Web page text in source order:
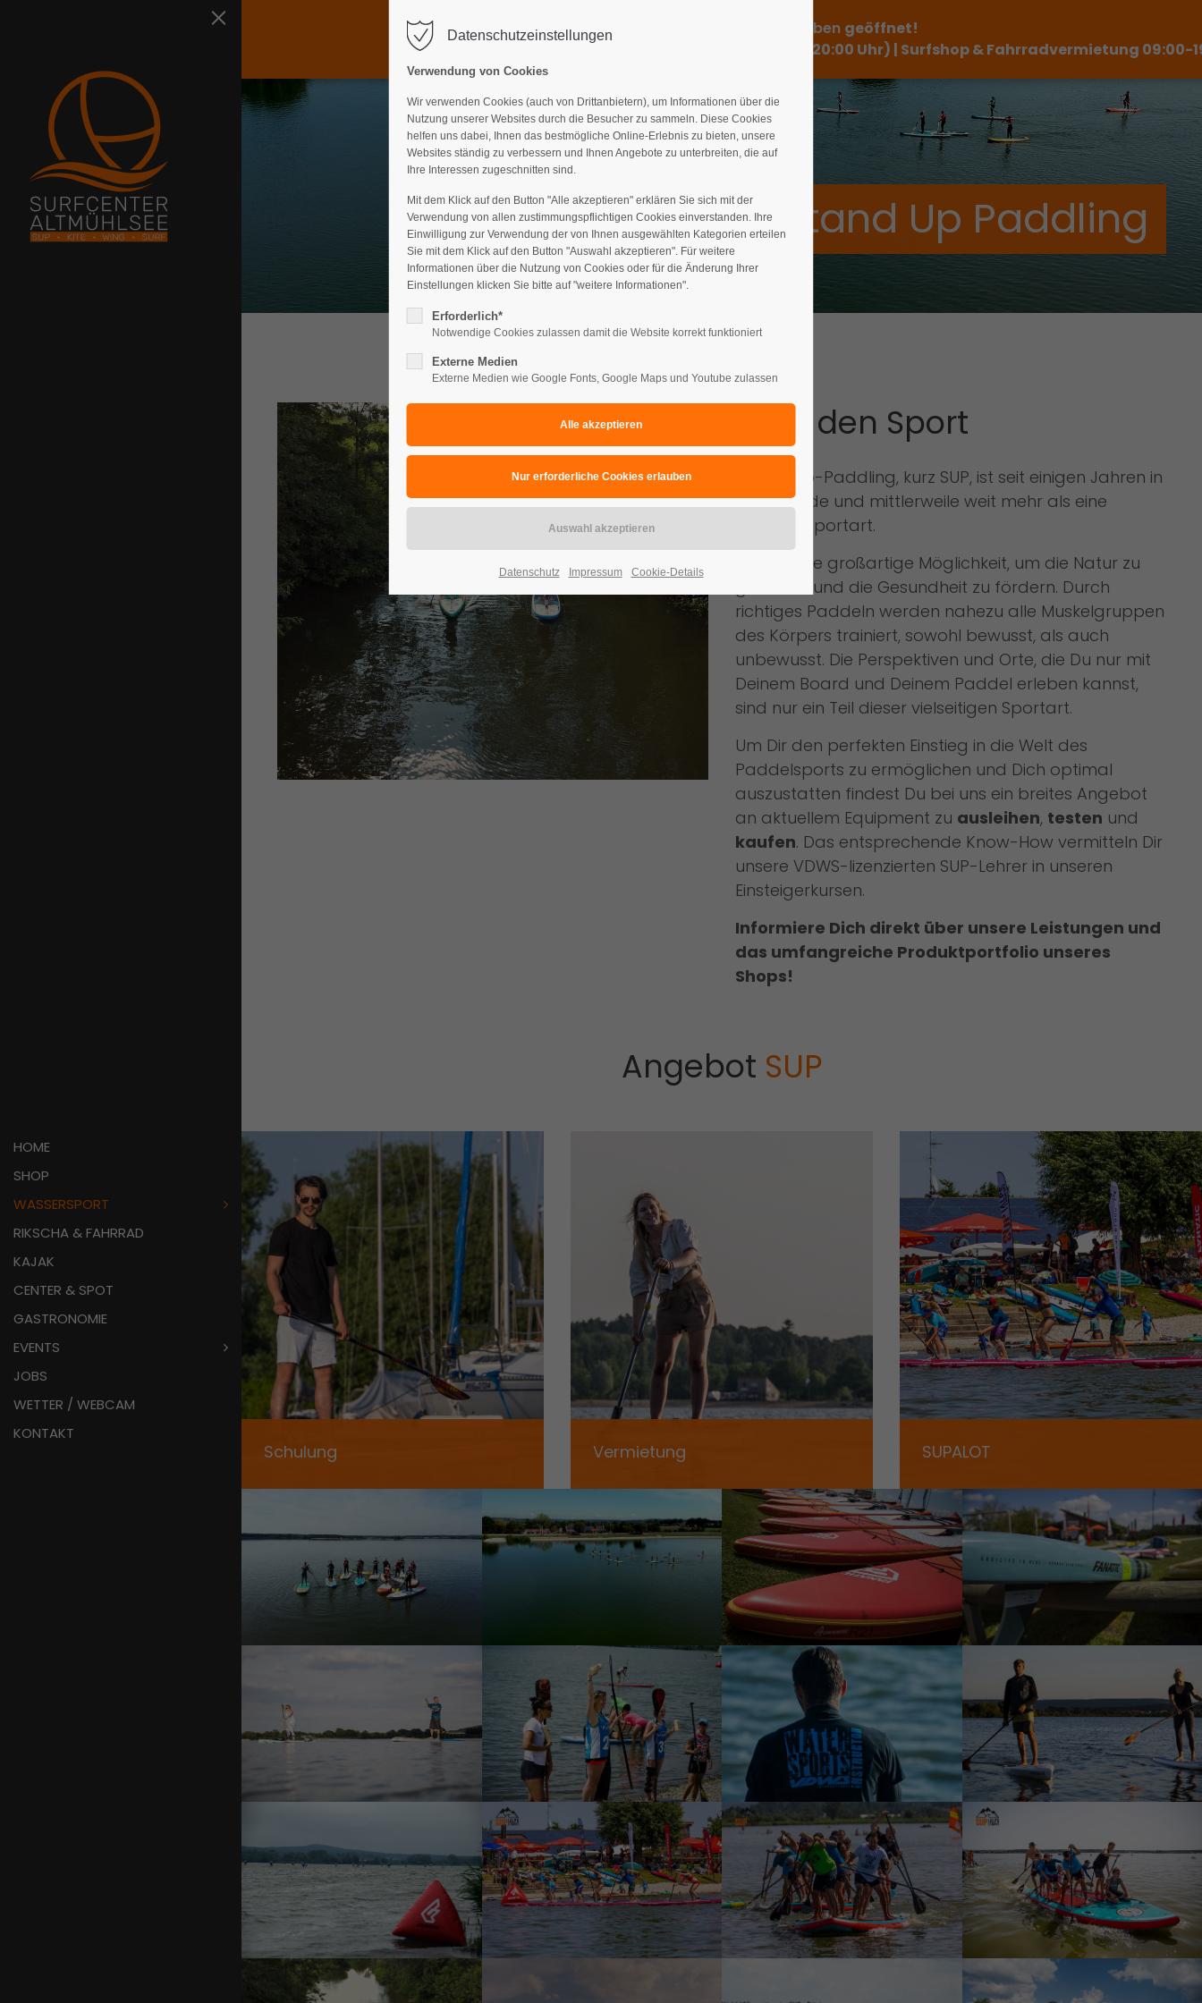
Der Eintrag "offcanvas-col1"
Der Eintrag "offcanvas-col2"
existiert leider nicht.
Der Eintrag "offcanvas-col3"
Der Eintrag "offcanvas-col4"
HOME
SHOP
WASSERSPORT
RIKSCHA & FAHRRAD
KAJAK
CENTER & SPOT
GASTRONOMIE
EVENTS
JOBS
WETTER / WEBCAM
KONTAKT
Wir haben geöffnet!
Gastronomie 08:30-20:30 Uhr (Warme Küche 11:00-20:00 Uhr) | Surfshop & Fahrradvermietung 09:00-
Stand Up Paddling
Über den Sport
Stand-Up-Paddling, kurz SUP, ist seit einigen Jahren in
aller Munde und mittlerweile weit mehr als eine
Nieschensportart.
SUP ist eine großartige Möglichkeit, um die Natur zu
genießen und die Gesundheit zu fördern. Durch
richtiges Paddeln werden nahezu alle Muskelgruppen
des Körpers trainiert, sowohl bewusst, als auch
unbewusst. Die Perspektiven und Orte, die Du nur mit
Deinem Board und Deinem Paddel erleben kannst,
sind nur ein Teil dieser vielseitigen Sportart.
Um Dir den perfekten Einstieg in die Welt des
Paddelsports zu ermöglichen und Dich optimal
auszustatten findest Du bei uns ein breites Angebot
an aktuellem Equipment zu ausleihen, testen und
kaufen. Das entsprechende Know-How vermitteln Dir
unsere VDWS-lizenzierten SUP-Lehrer in unseren
Einsteigerkursen.
Informiere Dich direkt über unsere Leistungen und
das umfangreiche Produktportfolio unseres
Shops!
Angebot SUP
Schulung Vermietung SUPALOT
Datenschutzeinstellungen
Verwendung von Cookies
Wir verwenden Cookies (auch von Drittanbietern), um Informationen über die
Nutzung unserer Websites durch die Besucher zu sammeln. Diese Cookies
helfen uns dabei, Ihnen das bestmögliche Online-Erlebnis zu bieten, unsere
Websites ständig zu verbessern und Ihnen Angebote zu unterbreiten, die auf
Ihre Interessen zugeschnitten sind.
Mit dem Klick auf den Button "Alle akzeptieren" erklären Sie sich mit der
Verwendung von allen zustimmungspflichtigen Cookies einverstanden. Ihre
Einwilligung zur Verwendung der von Ihnen ausgewählten Kategorien erteilen
Sie mit dem Klick auf den Button "Auswahl akzeptieren". Für weitere
Informationen über die Nutzung von Cookies oder für die Änderung Ihrer
Einstellungen klicken Sie bitte auf "weitere Informationen".
Erforderlich*
Notwendige Cookies zulassen damit die Website korrekt funktioniert
Externe Medien
Externe Medien wie Google Fonts, Google Maps und Youtube zulassen
Datenschutz Impressum Cookie-Details